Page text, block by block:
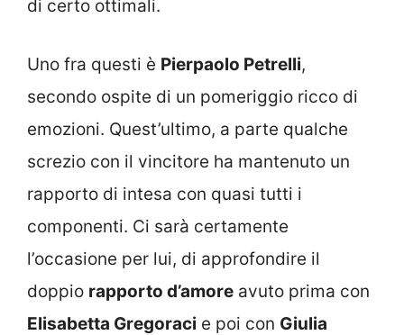
di certo ottimali.
Uno fra questi è Pierpaolo Petrelli,
secondo ospite di un pomeriggio ricco di
emozioni. Quest’ultimo, a parte qualche
screzio con il vincitore ha mantenuto un
rapporto di intesa con quasi tutti i
componenti. Ci sarà certamente
l’occasione per lui, di approfondire il
doppio rapporto d’amore avuto prima con
Elisabetta Gregoraci e poi con Giulia